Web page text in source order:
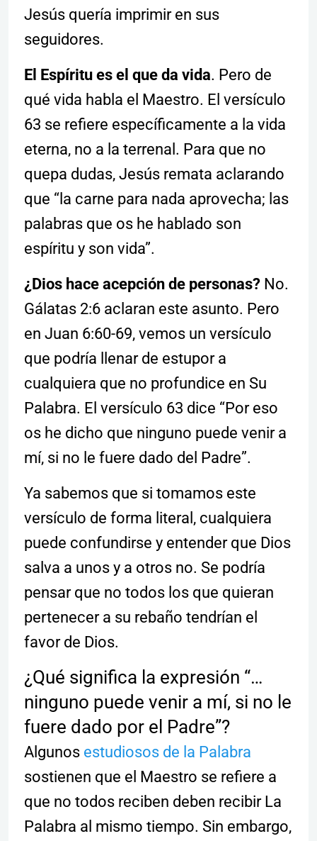
Jesús quería imprimir en sus
seguidores.
El Espíritu es el que da vida. Pero de
qué vida habla el Maestro. El versículo
63 se refiere específicamente a la vida
eterna, no a la terrenal. Para que no
quepa dudas, Jesús remata aclarando
que “la carne para nada aprovecha; las
palabras que os he hablado son
espíritu y son vida”.
¿Dios hace acepción de personas?No.
Gálatas 2:6 aclaran este asunto. Pero
en Juan 6:60-69, vemos un versículo
que podría llenar de estupor a
cualquiera que no profundice en Su
Palabra. El versículo 63 dice “Por eso
os he dicho que ninguno puede venir a
mí, si no le fuere dado del Padre”.
Ya sabemos que si tomamos este
versículo de forma literal, cualquiera
puede confundirse y entender que Dios
salva a unos y a otros no. Se podría
pensar que no todos los que quieran
pertenecer a su rebaño tendrían el
favor de Dios.
¿Qué significa la expresión “…
ninguno puede venir a mí, si no le
fuere dado por el Padre”?
Algunos estudiosos de la Palabra
sostienen que el Maestro se refiere a
que no todos reciben deben recibir La
Palabra al mismo tiempo. Sin embargo,